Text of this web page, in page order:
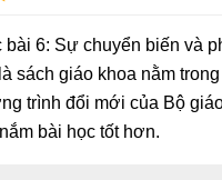
6: Sự chuyển biến và
sách giáo khoa nằm
trình đổi mới của Bộ
bài học tốt hơn.